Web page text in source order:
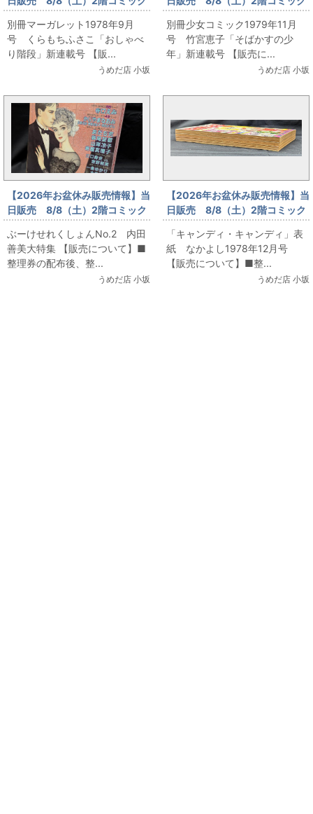
フロア 別冊マーガレット1978
年9月号 くらもちふさこ「おし
ゃべり階段」新連載号
別冊マーガレット1978年9月
号 くらもちふさこ「おしゃべ
り階段」新連載号 【販...
うめだ店 小坂
フロア 別冊少女コミック1979
年11月号 竹宮恵子「そばかす
の少年」新連載号
別冊少女コミック1979年11月
号 竹宮恵子「そばかすの少
年」新連載号 【販売に...
うめだ店 小坂
【2026年お盆休み販売情報】当
日販売 8/8（土）2階コミック
フロア ぶーけせれくしょん
No.2 内田善美大特集
ぶーけせれくしょんNo.2 内田
善美大特集 【販売について】■
整理券の配布後、整...
うめだ店 小坂
【2026年お盆休み販売情報】当
日販売 8/8（土）2階コミック
フロア「キャンディ・キャンデ
ィ」表紙 なかよし1978年12月
号
「キャンディ・キャンディ」表
紙 なかよし1978年12月号
【販売について】■整...
うめだ店 小坂